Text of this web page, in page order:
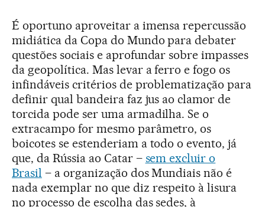
É oportuno aproveitar a imensa repercussão
midiática da Copa do Mundo para debater
questões sociais e aprofundar sobre impasses
da geopolítica. Mas levar a ferro e fogo os
infindáveis critérios de problematização para
definir qual bandeira faz jus ao clamor de
torcida pode ser uma armadilha. Se o
extracampo for mesmo parâmetro, os
boicotes se estenderiam a todo o evento, já
que, da Rússia ao Catar – sem excluir o
Brasil – a organização dos Mundiais não é
nada exemplar no que diz respeito à lisura
no processo de escolha das sedes, à